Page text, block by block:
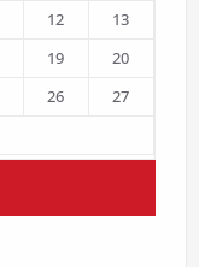
12
13
19
20
26
27